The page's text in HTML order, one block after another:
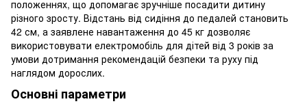
положеннях, що допомагає зручніше посадити дитину
різного зросту. Відстань від сидіння до педалей становить
42 см, а заявлене навантаження до 45 кг дозволяє
використовувати електромобіль для дітей від 3 років за
умови дотримання рекомендацій безпеки та руху під
наглядом дорослих.
Основні параметри